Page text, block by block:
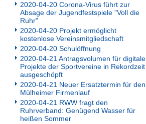
2020-04-20 Corona-Virus führt zur
Absage der Jugendfestspiele "Voll die
Ruhr"
2020-04-20 Projekt ermöglicht
kostenlose Vereinsmitgliedschaft
2020-04-20 Schulöffnung
2020-04-21 Antragsvolumen für digitale
Projekte der Sportvereine in Rekordzeit
ausgeschöpft
2020-04-21 Neuer Ersatztermin für den
Mülheimer Firmenlauf
2020-04-21 RWW fragt den
Ruhrverband: Genügend Wasser für
heißen Sommer